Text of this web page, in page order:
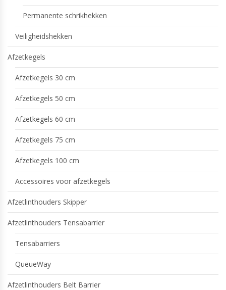
Permanente schrikhekken
Veiligheidshekken
Afzetkegels
Afzetkegels 30 cm
Afzetkegels 50 cm
Afzetkegels 60 cm
Afzetkegels 75 cm
Afzetkegels 100 cm
Accessoires voor afzetkegels
Afzetlinthouders Skipper
Afzetlinthouders Tensabarrier
Tensabarriers
QueueWay
Afzetlinthouders Belt Barrier